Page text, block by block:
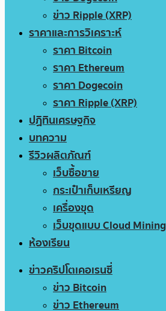
ข่าว Ripple (XRP)
ราคาและการวิเคราะห์
ราคา Bitcoin
ราคา Ethereum
ราคา Dogecoin
ราคา Ripple (XRP)
ปฏิทินเศรษฐกิจ
บทความ
รีวิวผลิตภัณฑ์
เว็บซื้อขาย
กระเป๋าเก็บเหรียญ
เครื่องขุด
เว็บขุดแบบ Cloud Mining
ห้องเรียน
ข่าวคริปโตเคอเรนซี่
ข่าว Bitcoin
ข่าว Ethereum